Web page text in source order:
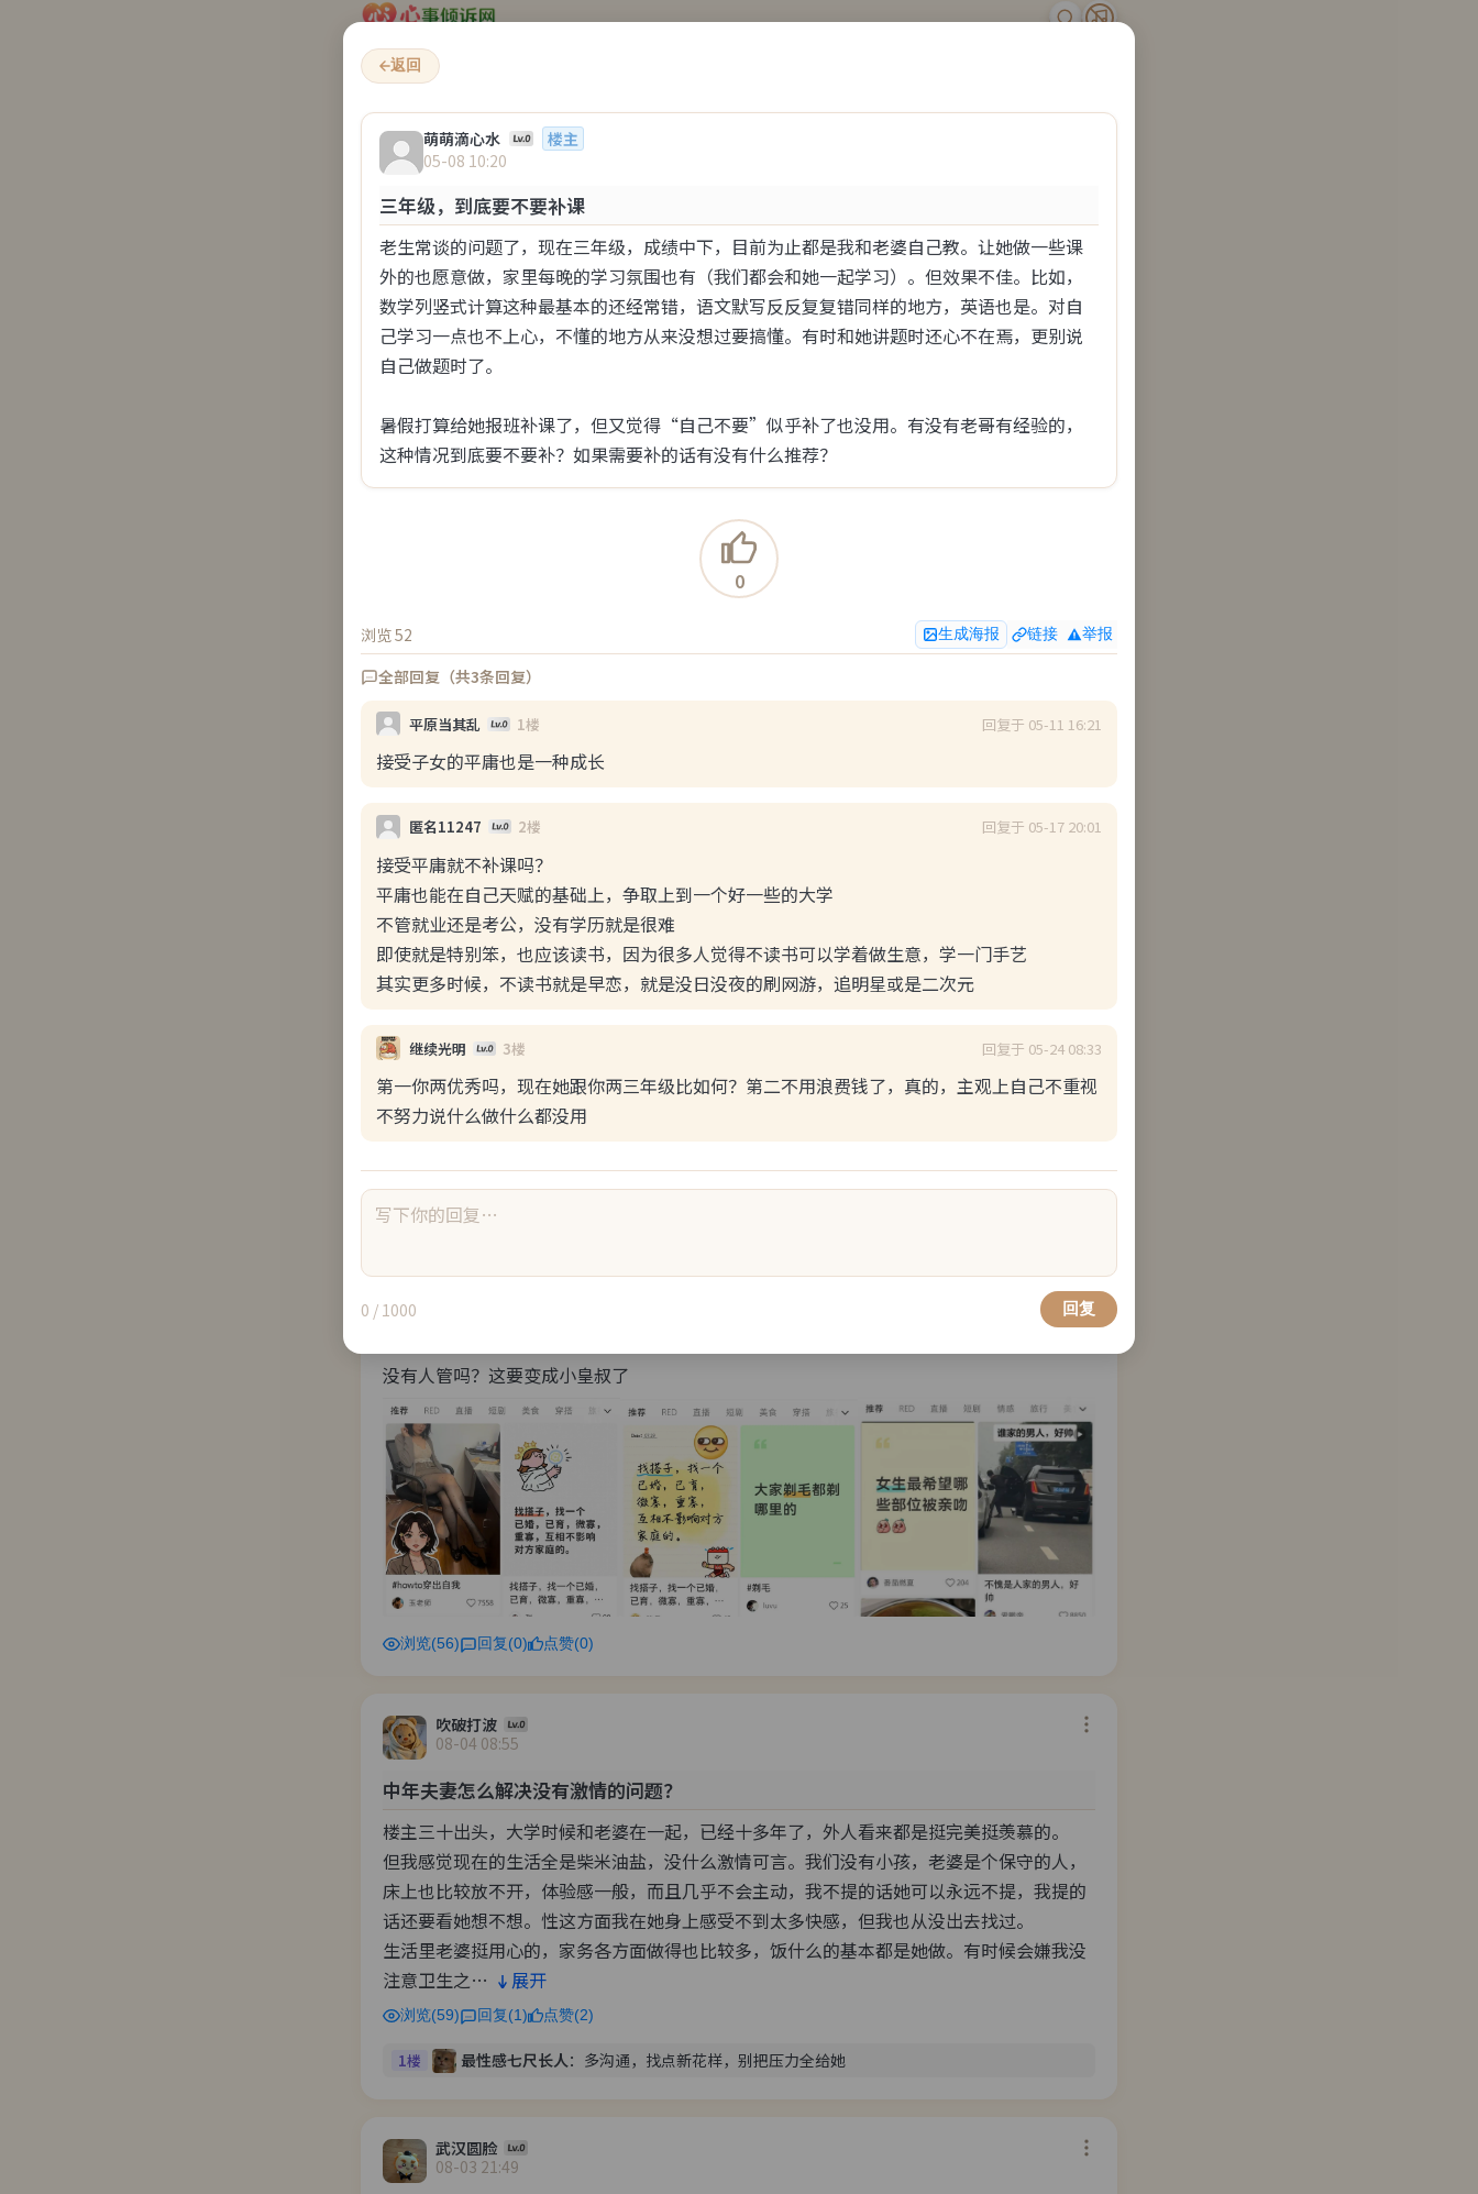
心事倾诉网 – 匿名倾诉心事，获得温暖回应。 一个让你卸下伪装、安全分享秘密，并与真实
欢迎来到“心事倾诉网”
2
全部 情感 八卦 生活 两性
上一页 1 2 3 4 5 6 7 8 9 下一页
今天 15:04
之前xxn的言论男的过了30就是50，我还不信，现在发现说的不无道理。
看到美女已经波澜不惊，跟以前大不一样了。
最重要的原因是大部分男的过了35看到了天花板，事业不好不坏，受到三座大山里的两座压
而且一个男的，事业没有很成功，家庭矛盾就成了主要矛盾的铁律
第二是经历了不少女生，差不多袪魅了，特别这些年的形势，大概率老婆也成了权…
和媳妇第一次在车上xx，失败了
心理压力好大，虽说地方已经很偏僻了，但是xx到一半有个车从附近经过，停下来分心了，
然后就失败了。图是附近实景，黑云压城要下大雨了。
浏览(53) 回复(0) 点赞(0)
没有人管吗？这要变成小皇叔了
浏览(56) 回复(0) 点赞(0)
吹破打波
08-04 08:55
中年夫妻怎么解决没有激情的问题？
楼主三十出头，大学时候和老婆在一起，已经十多年了，外人看来都是挺完美挺羡慕的。
但我感觉现在的生活全是柴米油盐，没什么激情可言。我们没有小孩，老婆是个保守的人，
床上也比较放不开，体验感一般，而且几乎不会主动，我不提的话她可以永远不提，我提的
话还要看她想不想。性这方面我在她身上感受不到太多快感，但我也从没出去找过。
生活里老婆挺用心的，家务各方面做得也比较多，饭什么的基本都是她做。有时候会嫌我没
注意卫生之…
展开
浏览(59) 回复(1) 点赞(2)
1楼 最性感七尺长人： 多沟通，找点新花样，别把压力全给她
武汉圆脸
08-03 21:49
返回
萌萌滴心水
楼主
05-08 10:20
三年级，到底要不要补课
老生常谈的问题了，现在三年级，成绩中下，目前为止都是我和老婆自己教。让她做一些课
外的也愿意做，家里每晚的学习氛围也有（我们都会和她一起学习）。但效果不佳。比如，
数学列竖式计算这种最基本的还经常错，语文默写反反复复错同样的地方，英语也是。对自
己学习一点也不上心，不懂的地方从来没想过要搞懂。有时和她讲题时还心不在焉，更别说
自己做题时了。
暑假打算给她报班补课了，但又觉得“自己不要”似乎补了也没用。有没有老哥有经验的，
这种情况到底要不要补？如果需要补的话有没有什么推荐？
0
浏览 52 生成海报 链接 举报
全部回复（共3条回复）
平原当其乱 1楼 回复于 05-11 16:21
接受子女的平庸也是一种成长
匿名11247 2楼 回复于 05-17 20:01
接受平庸就不补课吗？
平庸也能在自己天赋的基础上，争取上到一个好一些的大学
不管就业还是考公，没有学历就是很难
即使就是特别笨，也应该读书，因为很多人觉得不读书可以学着做生意，学一门手艺
其实更多时候，不读书就是早恋，就是没日没夜的刷网游，追明星或是二次元
继续光明 3楼 回复于 05-24 08:33
第一你两优秀吗，现在她跟你两三年级比如何？第二不用浪费钱了，真的，主观上自己不重视
不努力说什么做什么都没用
0 / 1000 回复